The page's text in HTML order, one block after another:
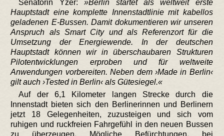
Senatorin Yzer: Berlin startet als weltweit erste
Hauptstadt eine komplette Innenstadtlinie mit kabellos
geladenen E-Bussen. Damit dokumentieren wir unseren
Anspruch als Smart City und als Referenzort für die
Umsetzung der Energiewende. In der deutschen
Hauptstadt können wir in überschaubaren Strukturen
Pilotentwicklungen erproben und für weltweite
Anwendungen vorbereiten. Neben dem ›Made in Berlin‹
gilt auch ›Tested in Berlin‹ als Gütesiegel.
Auf der 6,1 Kilometer langen Strecke durch die
Innenstadt bieten sich den Berlinerinnen und Berlinern
jetzt 18 Gelegenheiten, zuzusteigen und sich vom
ruhigen und ruckfreien Fahrgefühl in den neuen Bussen
zu überzeugen. Mögliche Befürchtungen, bei